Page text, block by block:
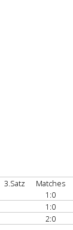
3.Satz Matches
1:0
1:0
2:0